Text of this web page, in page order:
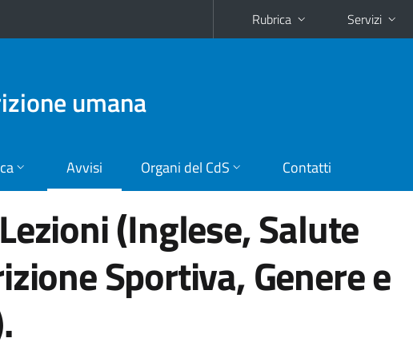
Rubrica Servizi
umana
Avvisi Organi del CdS Contatti
(Inglese, Salute
Sportiva, Genere e